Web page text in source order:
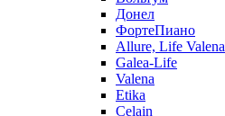
Донел
ФортеПиано
Allure, Life Valena
Galea-Life
Valena
Etika
Celain